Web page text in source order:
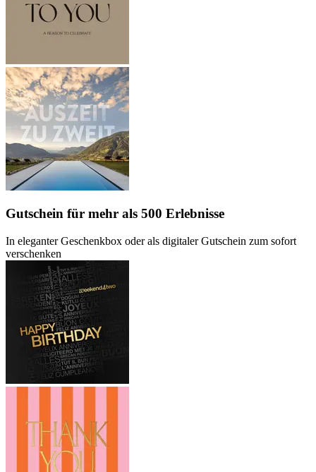
Gutschein für mehr als 500 Erlebnisse
In eleganter Geschenkbox oder als digitaler Gutschein zum sofort
verschenken